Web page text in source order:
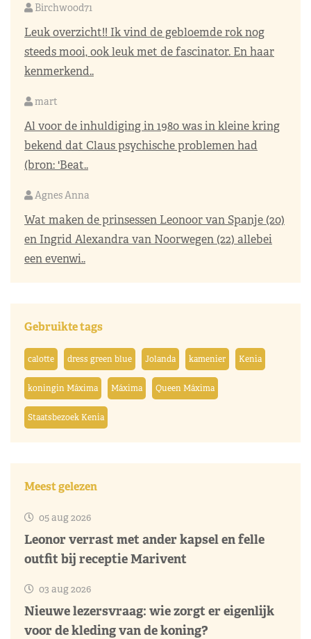
Birchwood71
Leuk overzicht!! Ik vind de gebloemde rok nog
steeds mooi, ook leuk met de fascinator. En haar
kenmerkend..
mart
Al voor de inhuldiging in 1980 was in kleine kring
bekend dat Claus psychische problemen had
(bron: 'Beat..
Agnes Anna
Wat maken de prinsessen Leonoor van Spanje (20)
en Ingrid Alexandra van Noorwegen (22) allebei
een evenwi..
Gebruikte tags
calotte dress green blue Jolanda kamenier Kenia
koningin Máxima Máxima Queen Máxima
Staatsbezoek Kenia
Meest gelezen
05 aug 2026
Leonor verrast met ander kapsel en felle
outfit bij receptie Marivent
03 aug 2026
Nieuwe lezersvraag: wie zorgt er eigenlijk
voor de kleding van de koning?